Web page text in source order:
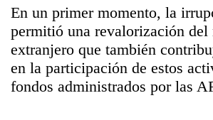
En un primer momento, la
permitió una revalorización del
extranjero que también
en la participación de estos
fondos administrados por las